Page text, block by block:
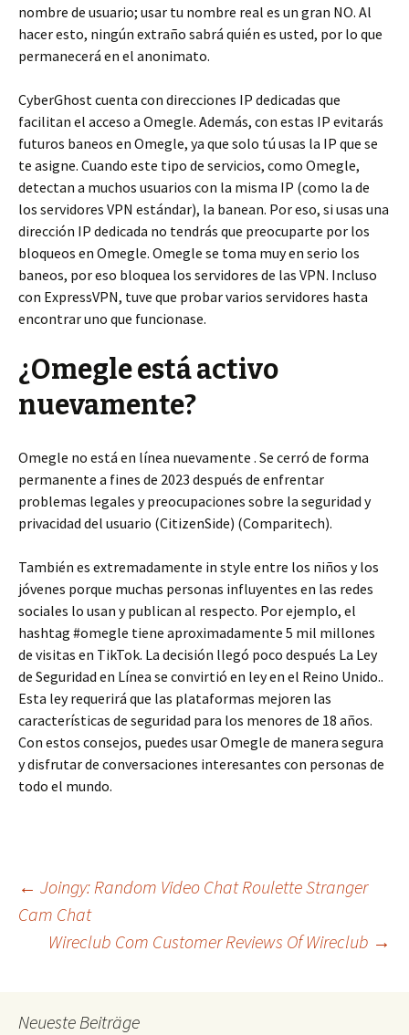
nombre de usuario; usar tu nombre real es un gran NO. Al
hacer esto, ningún extraño sabrá quién es usted, por lo que
permanecerá en el anonimato.
CyberGhost cuenta con direcciones IP dedicadas que
facilitan el acceso a Omegle. Además, con estas IP evitarás
futuros baneos en Omegle, ya que solo tú usas la IP que se
te asigne. Cuando este tipo de servicios, como Omegle,
detectan a muchos usuarios con la misma IP (como la de
los servidores VPN estándar), la banean. Por eso, si usas una
dirección IP dedicada no tendrás que preocuparte por los
bloqueos en Omegle. Omegle se toma muy en serio los
baneos, por eso bloquea los servidores de las VPN. Incluso
con ExpressVPN, tuve que probar varios servidores hasta
encontrar uno que funcionase.
¿Omegle está activo
nuevamente?
Omegle no está en línea nuevamente . Se cerró de forma
permanente a fines de 2023 después de enfrentar
problemas legales y preocupaciones sobre la seguridad y
privacidad del usuario (CitizenSide) (Comparitech).
También es extremadamente in style entre los niños y los
jóvenes porque muchas personas influyentes en las redes
sociales lo usan y publican al respecto. Por ejemplo, el
hashtag #omegle tiene aproximadamente 5 mil millones
de visitas en TikTok. La decisión llegó poco después La Ley
de Seguridad en Línea se convirtió en ley en el Reino Unido..
Esta ley requerirá que las plataformas mejoren las
características de seguridad para los menores de 18 años.
Con estos consejos, puedes usar Omegle de manera segura
y disfrutar de conversaciones interesantes con personas de
todo el mundo.
Beitrags-
Navigation
← Joingy: Random Video Chat Roulette Stranger
Cam Chat
Wireclub Com Customer Reviews Of Wireclub →
Neueste Beiträge